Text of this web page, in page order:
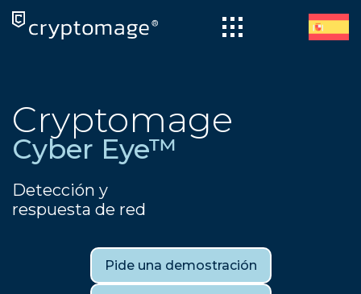
content
Cryptomage
Cyber Eye™
Detección y
respuesta de red
Pide una demostración